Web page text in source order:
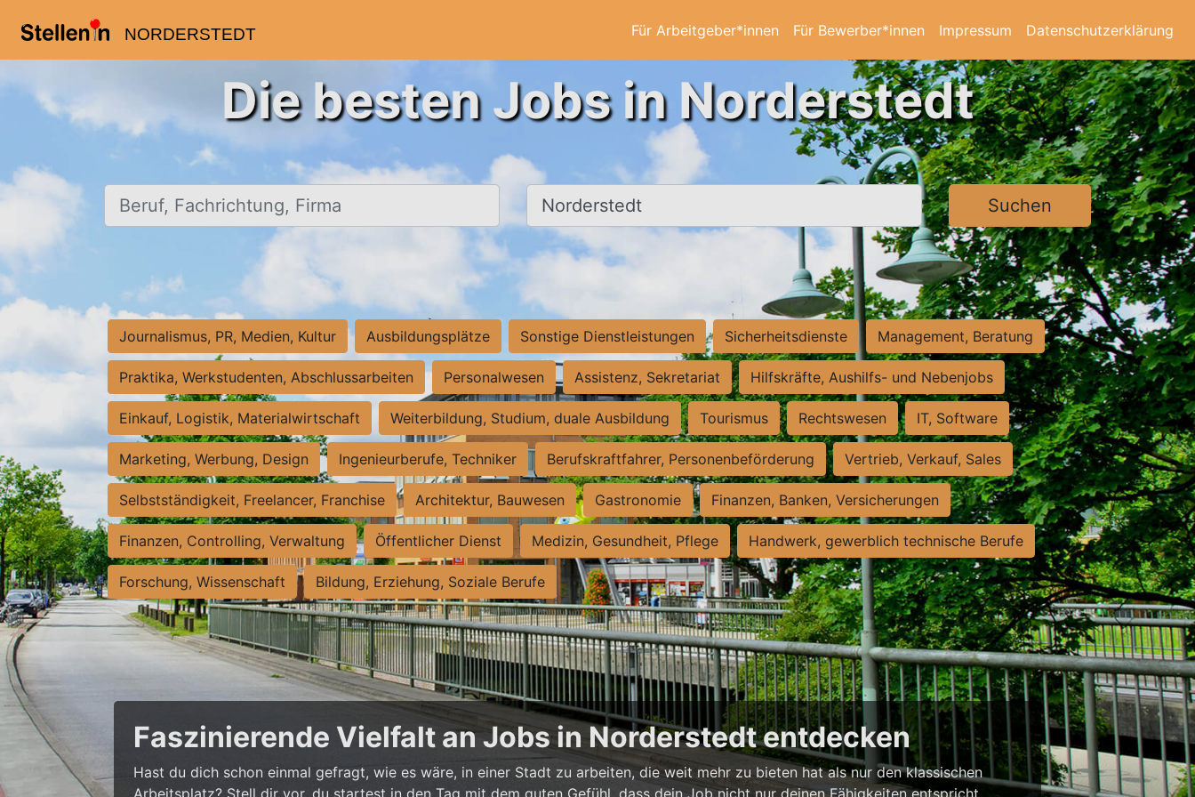
NORDERSTEDT Für Arbeitgeber*innen Für Bewerber*innen Impressum Datenschutzerklärung
Die besten Jobs in Norderstedt
Beruf, Fachrichtung, Firma Ort, Stadt Suchen
Journalismus, PR, Medien, Kultur Ausbildungsplätze Sonstige Dienstleistungen Sicherheitsdienste Management, Beratung
Praktika, Werkstudenten, Abschlussarbeiten Personalwesen Assistenz, Sekretariat Hilfskräfte, Aushilfs- und Nebenjobs
Einkauf, Logistik, Materialwirtschaft Weiterbildung, Studium, duale Ausbildung Tourismus Rechtswesen IT, Software
Marketing, Werbung, Design Ingenieurberufe, Techniker Berufskraftfahrer, Personenbeförderung Vertrieb, Verkauf, Sales
Selbstständigkeit, Freelancer, Franchise Architektur, Bauwesen Gastronomie Finanzen, Banken, Versicherungen
Finanzen, Controlling, Verwaltung Öffentlicher Dienst Medizin, Gesundheit, Pflege Handwerk, gewerblich technische Berufe
Forschung, Wissenschaft Bildung, Erziehung, Soziale Berufe
Faszinierende Vielfalt an Jobs in Norderstedt entdecken
Hast du dich schon einmal gefragt, wie es wäre, in einer Stadt zu arbeiten, die weit mehr zu bieten hat als nur den klassischen